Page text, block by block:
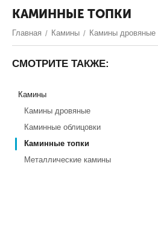
КАМИННЫЕ ТОПКИ
Главная / Камины / Камины дровяные
СМОТРИТЕ ТАКЖЕ:
Камины
Камины дровяные
Каминные облицовки
Каминные топки
Металлические камины